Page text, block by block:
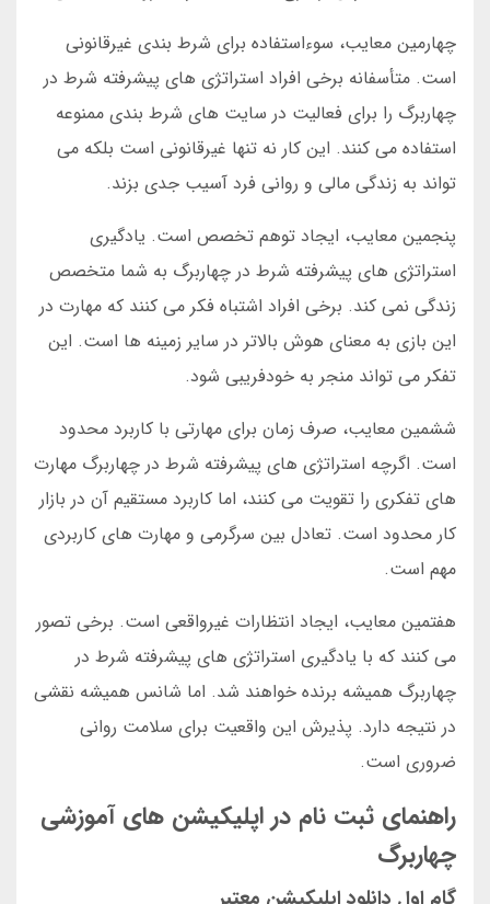
چهارمین معایب، سوءاستفاده برای شرط بندی غیرقانونی
است. متأسفانه برخی افراد استراتژی های پیشرفته شرط در
چهاربرگ را برای فعالیت در سایت های شرط بندی ممنوعه
استفاده می کنند. این کار نه تنها غیرقانونی است بلکه می
تواند به زندگی مالی و روانی فرد آسیب جدی بزند.
پنجمین معایب، ایجاد توهم تخصص است. یادگیری
استراتژی های پیشرفته شرط در چهاربرگ به شما متخصص
زندگی نمی کند. برخی افراد اشتباه فکر می کنند که مهارت در
این بازی به معنای هوش بالاتر در سایر زمینه ها است. این
تفکر می تواند منجر به خودفریبی شود.
ششمین معایب، صرف زمان برای مهارتی با کاربرد محدود
است. اگرچه استراتژی های پیشرفته شرط در چهاربرگ مهارت
های تفکری را تقویت می کنند، اما کاربرد مستقیم آن در بازار
کار محدود است. تعادل بین سرگرمی و مهارت های کاربردی
مهم است.
هفتمین معایب، ایجاد انتظارات غیرواقعی است. برخی تصور
می کنند که با یادگیری استراتژی های پیشرفته شرط در
چهاربرگ همیشه برنده خواهند شد. اما شانس همیشه نقشی
در نتیجه دارد. پذیرش این واقعیت برای سلامت روانی
ضروری است.
راهنمای ثبت نام در اپلیکیشن های آموزشی
چهاربرگ